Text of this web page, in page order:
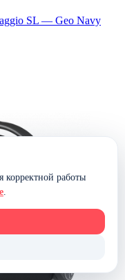
SL — Geo Navy
корректной работы
.